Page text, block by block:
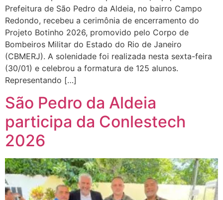
Prefeitura de São Pedro da Aldeia, no bairro Campo
Redondo, recebeu a cerimônia de encerramento do
Projeto Botinho 2026, promovido pelo Corpo de
Bombeiros Militar do Estado do Rio de Janeiro
(CBMERJ). A solenidade foi realizada nesta sexta-feira
(30/01) e celebrou a formatura de 125 alunos.
Representando […]
São Pedro da Aldeia
participa da Conlestech
2026